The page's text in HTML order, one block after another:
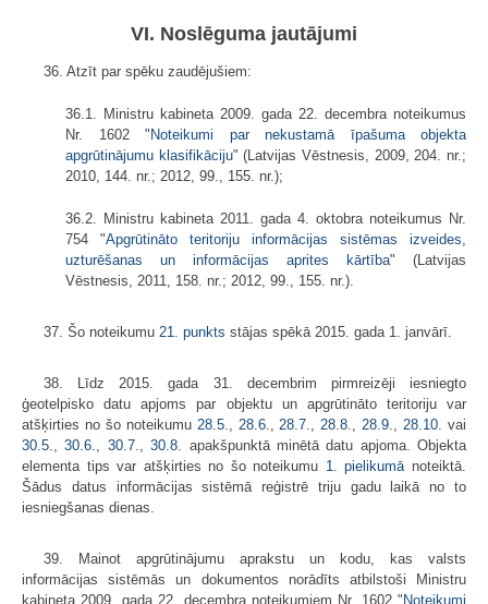
VI. Noslēguma jautājumi
36. Atzīt par spēku zaudējušiem:
36.1. Ministru kabineta 2009. gada 22. decembra noteikumus
Nr. 1602 " Noteikumi par nekustamā īpašuma objekta
apgrūtinājumu klasifikāciju" (Latvijas Vēstnesis, 2009, 204. nr.;
2010, 144. nr.; 2012, 99., 155. nr.);
36.2. Ministru kabineta 2011. gada 4. oktobra noteikumus Nr.
754 "Apgrūtināto teritoriju informācijas sistēmas izveides,
uzturēšanas un informācijas aprites kārtība" (Latvijas
Vēstnesis, 2011, 158. nr.; 2012, 99., 155. nr.).
37. Šo noteikumu 21. punkts stājas spēkā 2015. gada 1. janvārī.
38. Līdz 2015. gada 31. decembrim pirmreizēji iesniegto
ģeotelpisko datu apjoms par objektu un apgrūtināto teritoriju var
atšķirties no šo noteikumu 28.5., 28.6., 28.7 28.8 28.9 28.10 . vai
30.5 .,30.6 30.7.,30.8 . apakšpunktā minētā datu apjoma. Objekta
elementa tips var atšķirties no šo noteikumu 1. pielikumā noteiktā.
Šādus datus informācijas sistēmā reģistrē triju gadu laikā no to
iesniegšanas dienas.
39. Mainot apgrūtinājumu aprakstu un kodu, kas valsts
informācijas sistēmās un dokumentos norādīts atbilstoši Ministru
kabineta 2009. gada 22. decembra noteikumiem Nr. 1602 " Noteikumi